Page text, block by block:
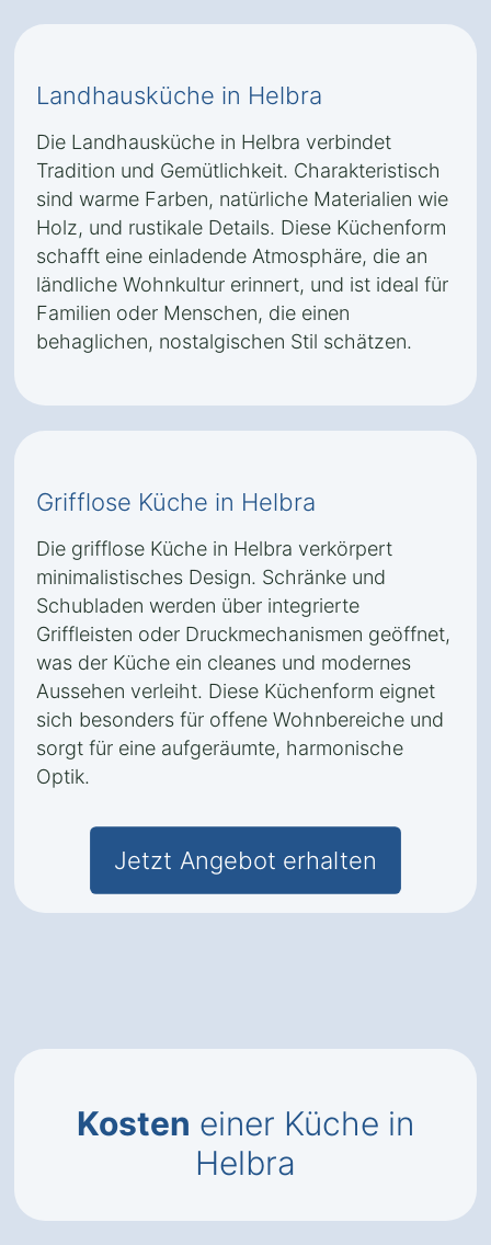
Landhausküche in Helbra
Die Landhausküche in Helbra verbindet
Tradition und Gemütlichkeit. Charakteristisch
sind warme Farben, natürliche Materialien wie
Holz, und rustikale Details. Diese Küchenform
schafft eine einladende Atmosphäre, die an
ländliche Wohnkultur erinnert, und ist ideal für
Familien oder Menschen, die einen
behaglichen, nostalgischen Stil schätzen.
Grifflose Küche in Helbra
Die grifflose Küche in Helbra verkörpert
minimalistisches Design. Schränke und
Schubladen werden über integrierte
Griffleisten oder Druckmechanismen geöffnet,
was der Küche ein cleanes und modernes
Aussehen verleiht. Diese Küchenform eignet
sich besonders für offene Wohnbereiche und
sorgt für eine aufgeräumte, harmonische
Optik.
Jetzt Angebot erhalten
Kosten einer Küche in
Helbra